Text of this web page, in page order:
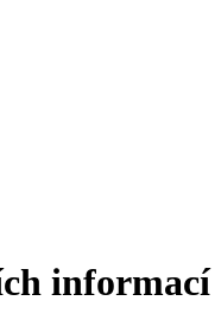
informací